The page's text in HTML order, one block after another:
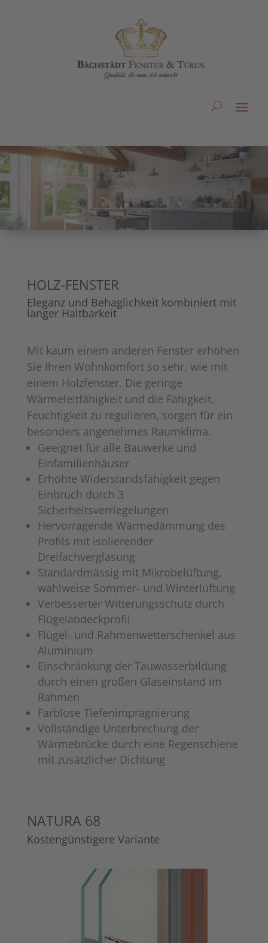
HOLZ-FENSTER
Eleganz und Behaglichkeit kombiniert mit
langer Haltbarkeit
Mit kaum einem anderen Fenster erhöhen
Sie Ihren Wohnkomfort so sehr, wie mit
einem Holzfenster. Die geringe
Wärmeleitfähigkeit und die Fähigkeit,
Feuchtigkeit zu regulieren, sorgen für ein
besonders angenehmes Raumklima.
Geeignet für alle Bauwerke und
Einfamilienhäuser
Erhöhte Widerstandsfähigkeit gegen
Einbruch durch 3
Sicherheitsverriegelungen
Hervorragende Wärmedämmung des
Profils mit isolierender
Dreifachverglasung
Standardmässig mit Mikrobelüftung,
wahlweise Sommer- und Winterlüftung
Verbesserter Witterungsschutz durch
Flügelabdeckprofil
Flügel- und Rahmenwetterschenkel aus
Aluminium
Einschränkung der Tauwasserbildung
durch einen großen Glaseinstand im
Rahmen
Farblose Tiefenimprägnierung
Vollständige Unterbrechung der
Wärmebrücke durch eine Regenschiene
mit zusätzlicher Dichtung
NATURA 68
Kostengünstigere Variante